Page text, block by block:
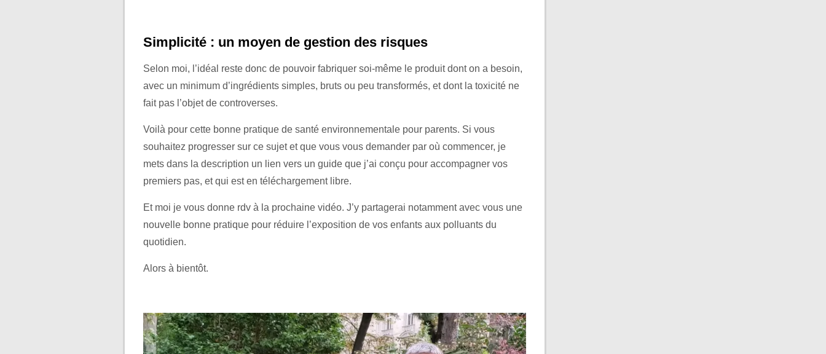
Simplicité : un moyen de gestion des risques
Selon moi, l’idéal reste donc de pouvoir fabriquer soi-même le produit dont on a besoin,
avec un minimum d’ingrédients simples, bruts ou peu transformés, et dont la toxicité ne
fait pas l’objet de controverses.
Voilà pour cette bonne pratique de santé environnementale pour parents. Si vous
souhaitez progresser sur ce sujet et que vous vous demander par où commencer, je
mets dans la description un lien vers un guide que j’ai conçu pour accompagner vos
premiers pas, et qui est en téléchargement libre.
Et moi je vous donne rdv à la prochaine vidéo. J’y partagerai notamment avec vous une
nouvelle bonne pratique pour réduire l’exposition de vos enfants aux polluants du
quotidien.
Alors à bientôt.